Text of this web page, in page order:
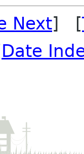
Next] [
Date